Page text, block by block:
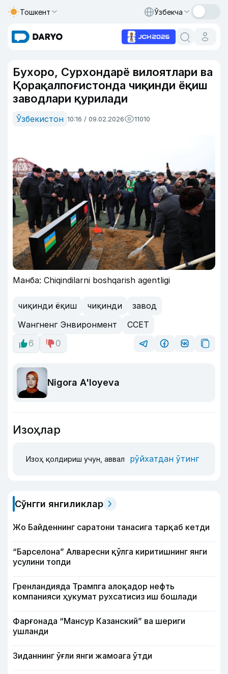
Тошкент Ўзбекча
Бухоро, Сурхондарё вилоятлари ва
Қорақалпоғистонда чиқинди ёқиш
заводлари қурилади
Ўзбекистон 10:16 / 09.02.2026 11010
Манба: Chiqindilarni boshqarish agentligi
чиқинди ёқиш чиқинди
завод
Wангненг Энвиронмент
CСЕТ
6
0
Nigora A'loyeva
Изоҳлар
Изоҳ қолдириш учун, аввал рўйхатдан ўтинг
Сўнгги янгиликлар
Жо Байденнинг саратони танасига тарқаб кетди
“Барселона” Алваресни қўлга киритишнинг янги
усулини топди
Гренландияда Трампга алоқадор нефть
компанияси ҳукумат рухсатисиз иш бошлади
Фарғонада “Мансур Казанский” ва шериги
ушланди
Зиданнинг ўғли янги жамоага ўтди